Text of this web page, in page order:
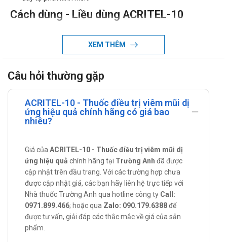
Cách dùng - Liều dùng ACRITEL-10
Người lớn và trẻ em (từ 12 tuổi trở lên)
Liều khuyến cáo là 5 mg/ ngày dùng vào buổi tối. Nhưng
ngày vào buổi tối.
Trẻ em
Trẻ em từ 6 - 11 tuổi: Dùng liều 2,5 mg/ ngày vào buổi tối.
Bạn không nên dùng quá 2,5 mg.
dùng.
Bệnh nhân suy thận
Bác sỹ sẽ cho bạn dùng liều thấp hơn dựa trên mức độ suy
thận của bạn.
Chống chỉ định của ACRITEL-10
Bệnh nhân mẫn cảm với bất kỳ thành phần nào của thuốc.
XEM THÊM
Câu hỏi thường gặp
ACRITEL-10 - Thuốc điều trị viêm mũi dị
ứng hiệu quả chính hãng có giá bao
nhiêu?
Giá của ACRITEL-10 - Thuốc điều trị viêm mũi dị
ứng hiệu quả chính hãng tại Trường Anh đã được
cập nhật trên đầu trang. Với các trường hợp chưa
được cập nhật giá, các bạn hãy liên hệ trực tiếp với
Nhà thuốc Trường Anh qua hotline công ty Call:
0971.899.466; hoặc qua Zalo: 090.179.6388để
được tư vấn, giải đáp các thắc mắc về giá của sản
phẩm.